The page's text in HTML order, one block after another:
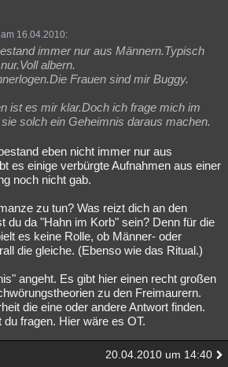
16.04.2010:
immer nur aus Männern.Typisch
albern.
Frauen sind mir Buggy.
ist es mir klar.Doch ich frage mich im
solch ein Geheimnis daraus machen.
eben nicht immer nur aus
es einige verbürgte Aufnahmen aus einer
noch nicht gab.
zu tun? Was reizt dich an den
du da "Hahn im Korb" sein? Denn für die
es keine Rolle, ob Männer- oder
die gleiche. (Ebenso wie das Ritual.)
angeht. Es gibt hier einen recht großen
zu den Freimaurern.
die eine oder andere Antwort finden.
fragen. Hier wäre es OT.
20.04.2010 um 14:40